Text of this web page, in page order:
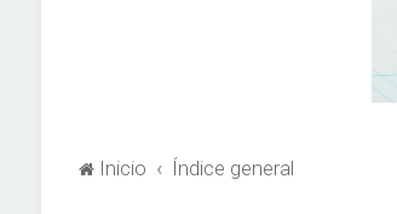
Inicio Índice general